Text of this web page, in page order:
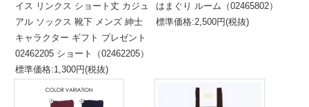
イス リンクス ショート丈 カジュ
アル ソックス 靴下 メンズ 紳士
キャラクター ギフト プレゼント
02462205 ショート（02462205）
標準価格:1,300円(税抜)
はまぐり ルーム（02465802）
標準価格:2,500円(税抜)